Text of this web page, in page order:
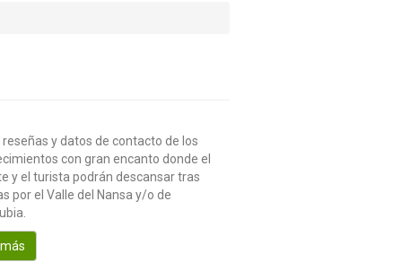
reseñas y datos de contacto de los
con gran encanto donde el
y el turista podrán descansar tras
por el Valle del Nansa y/o de